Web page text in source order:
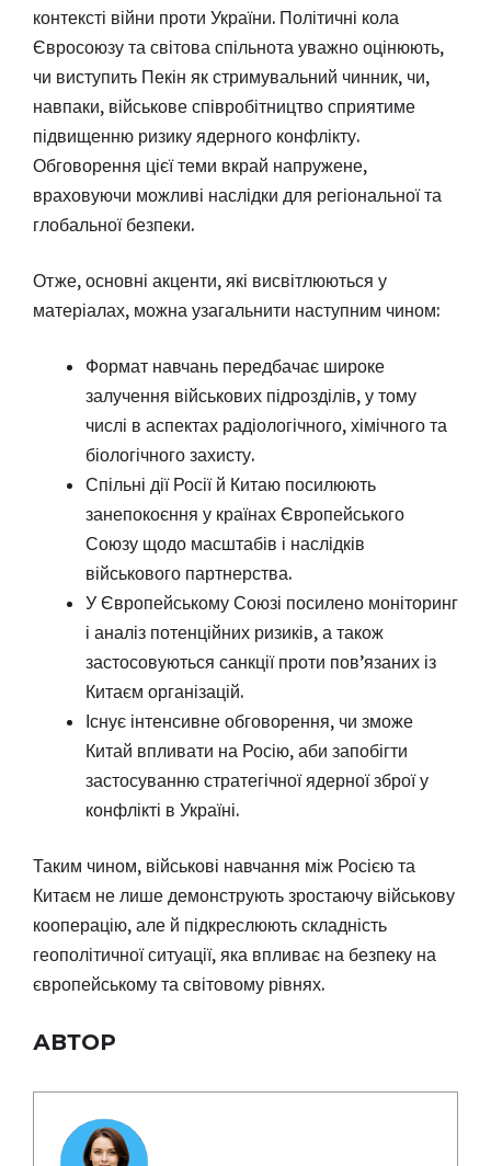
контексті війни проти України. Політичні кола
Євросоюзу та світова спільнота уважно оцінюють,
чи виступить Пекін як стримувальний чинник, чи,
навпаки, військове співробітництво сприятиме
підвищенню ризику ядерного конфлікту.
Обговорення цієї теми вкрай напружене,
враховуючи можливі наслідки для регіональної та
глобальної безпеки.
Отже, основні акценти, які висвітлюються у
матеріалах, можна узагальнити наступним чином:
Формат навчань передбачає широке
залучення військових підрозділів, у тому
числі в аспектах радіологічного, хімічного та
біологічного захисту.
Спільні дії Росії й Китаю посилюють
занепокоєння у країнах Європейського
Союзу щодо масштабів і наслідків
військового партнерства.
У Європейському Союзі посилено моніторинг
і аналіз потенційних ризиків, а також
застосовуються санкції проти пов’язаних із
Китаєм організацій.
Існує інтенсивне обговорення, чи зможе
Китай впливати на Росію, аби запобігти
застосуванню стратегічної ядерної зброї у
конфлікті в Україні.
Таким чином, військові навчання між Росією та
Китаєм не лише демонструють зростаючу військову
кооперацію, але й підкреслюють складність
геополітичної ситуації, яка впливає на безпеку на
європейському та світовому рівнях.
АВТОР